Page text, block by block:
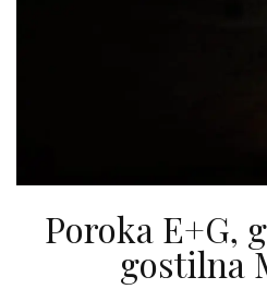
Poroka E+G,
gostilna